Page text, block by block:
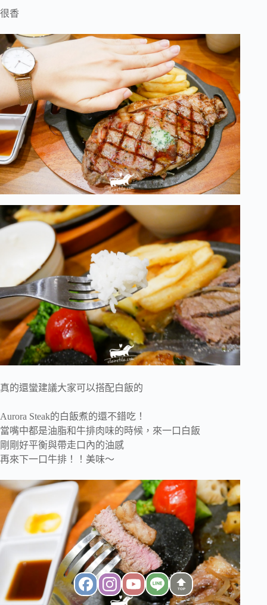
很香
真的還蠻建議大家可以搭配白飯的
Aurora Steak的白飯煮的還不錯吃！
當嘴中都是油脂和牛排肉味的時候，來一口白飯
剛剛好平衡與帶走口內的油感
再來下一口牛排！！美味～
TOP